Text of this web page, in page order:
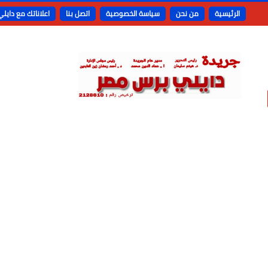
الرئيسية من نحن سياسة الخصوصية اتصل بنا اعلاناتك مع